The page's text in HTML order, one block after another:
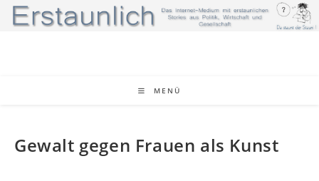
Zum
Inhalt
MENÜ
Gewalt gegen Frauen als Kunst